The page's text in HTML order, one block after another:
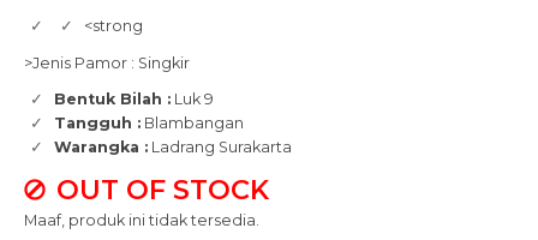
<strong
>Jenis Pamor : Singkir
Bentuk Bilah : Luk 9
Tangguh : Blambangan
Warangka : Ladrang Surakarta
OUT OF STOCK
Maaf, produk ini tidak tersedia.